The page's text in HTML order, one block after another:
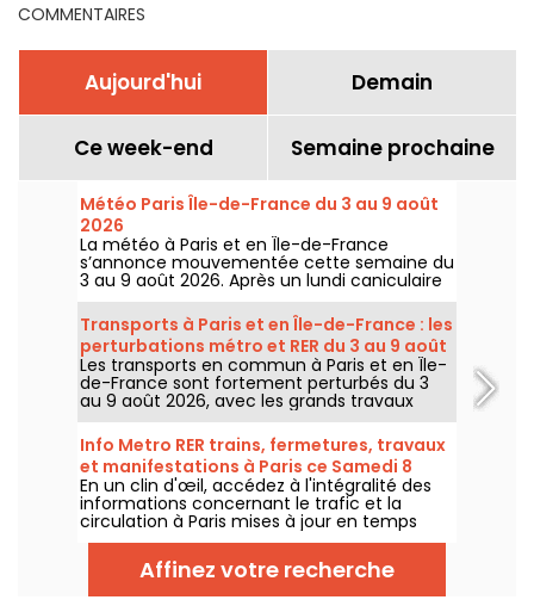
COMMENTAIRES
Aujourd'hui Demain
Ce week-end Semaine prochaine
Météo Paris Île-de-France du 3 au 9 août
2026
La météo à Paris et en Île-de-France
s’annonce mouvementée cette semaine du
3 au 9 août 2026. Après un lundi caniculaire
marqué par un risque d’orages, les
températures vont progressivement baisser
avant le retour d’un temps plus chaud et
ensoleillé pour le week-end.
Transports à Paris et en Île-de-France : les
perturbations métro et RER du 3 au 9 août
2026
Les transports en commun à Paris et en Île-
de-France sont fortement perturbés du 3
au 9 août 2026, avec les grands travaux
d'été qui impactent très durement
certaines lignes, selon la RATP et SNCF.
Info Metro RER trains, fermetures, travaux
et manifestations à Paris ce Samedi 8
août 2026
En un clin d'œil, accédez à l'intégralité des
informations concernant le trafic et la
circulation à Paris mises à jour en temps
réel. Metro RER et Transilien de la RATP,
travaux, circulation, grands évènements et
manifestations, on vous donne toutes les
informations pratiques à connaître avant de
Affinez votre recherche